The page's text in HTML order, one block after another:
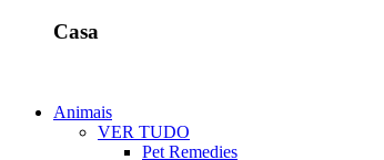
Casa
Animais
VER TUDO
Pet Remedies